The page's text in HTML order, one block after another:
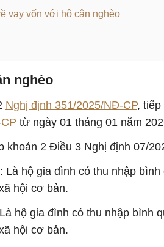
vay vốn với hộ cận nghèo
nghèo
Nghị định 351/2025/NĐ-CP, tiếp
từ ngày 01 tháng 01 năm
khoản 2 Điều 3 Nghị định 07/
Là hộ gia đình có thu nhập
hội cơ bản.
hộ gia đình có thu nhập
hội cơ bản.